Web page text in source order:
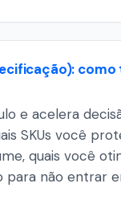
e acelera
SKUs você
quais você
para não entrar